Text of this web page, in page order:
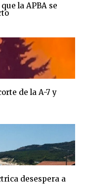
la APBA se
de la A-7 y
desespera a